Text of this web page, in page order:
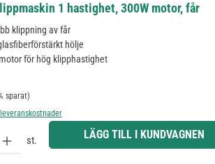
1 hastighet, 300W motor, får
klippning av får
hölje
för hög klipphastighet
pris:
sparat)
önskat belopp eller använd knapparna för att öka
st. LÄGG TILL I KUNDVAGNEN